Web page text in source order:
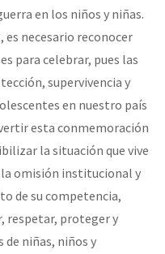
(Las poblaciones y
en los niños y niñas.
necesario reconocer
para celebrar, pues las
supervivencia y
en nuestro país
esta conmemoración
la situación que vive
omisión institucional y
de su competencia,
respetar, proteger y
niñas, niños y